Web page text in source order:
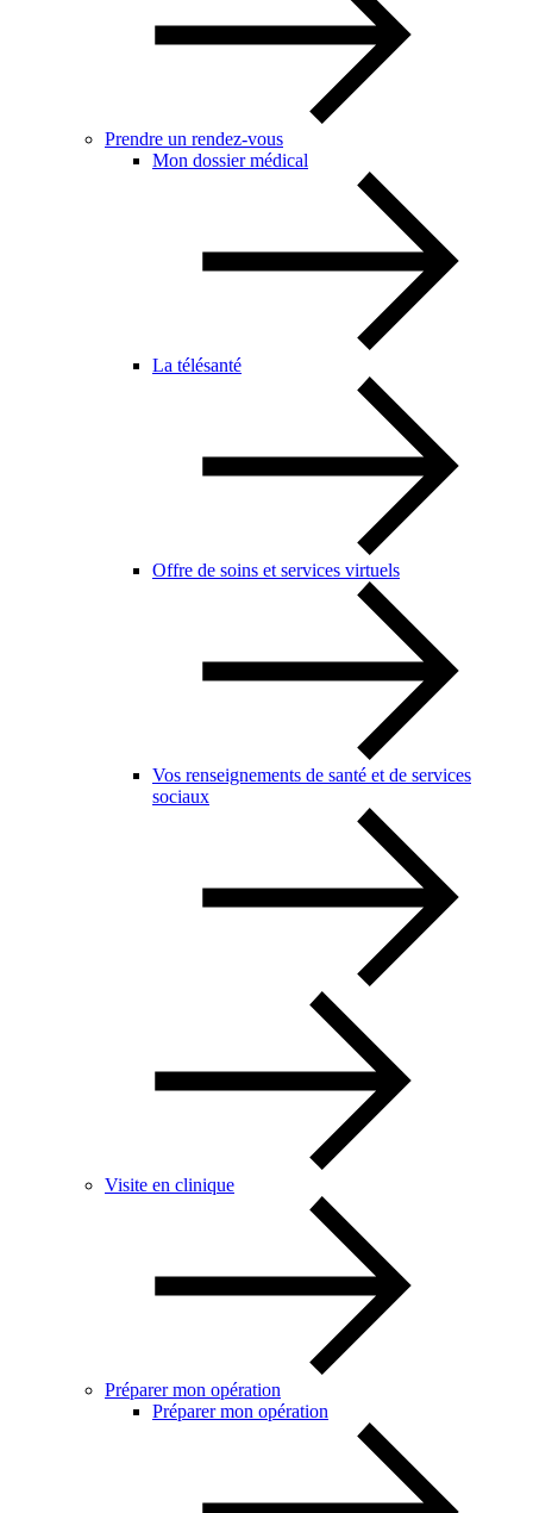
Prendre un rendez-vous
Mon dossier médical
La télésanté
Offre de soins et services virtuels
Vos renseignements de santé et de services
sociaux
Visite en clinique
Préparer mon opération
Préparer mon opération